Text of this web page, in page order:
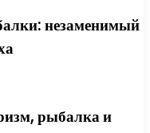
незаменимый
рыбалка и